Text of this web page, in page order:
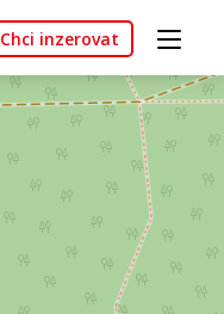
Chci inzerovat